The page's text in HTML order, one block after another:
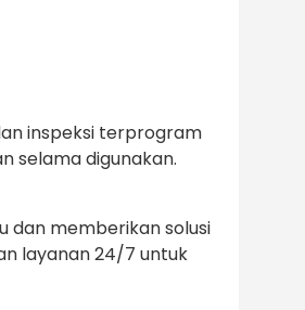
inspeksi terprogram
selama digunakan.
dan memberikan solusi
layanan 24/7 untuk